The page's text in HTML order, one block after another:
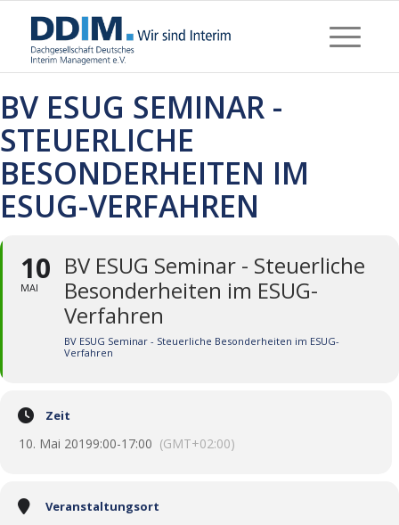
BV ESUG SEMINAR -
STEUERLICHE
BESONDERHEITEN IM
ESUG-VERFAHREN
10
MAI
BV ESUG Seminar - Steuerliche
Besonderheiten im ESUG-
Verfahren
BV ESUG Seminar - Steuerliche Besonderheiten im ESUG-
Verfahren
Zeit
10. Mai 20199:00-17:00 (GMT+02:00)
Veranstaltungsort